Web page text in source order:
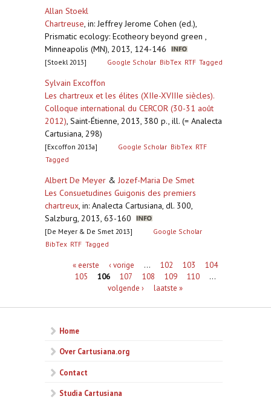
Allan Stoekl
Chartreuse, in: Jeffrey Jerome Cohen (ed.),
Prismatic ecology: Ecotheory beyond green ,
Minneapolis (MN), 2013, 124-146
[Stoekl 2013] Google Scholar BibTex RTF Tagged
Sylvain Excoffon
Les chartreux et les élites (XIIe-XVIIIe siècles).
Colloque international du CERCOR (30-31 août
2012), Saint-Étienne, 2013, 380 p., ill. (= Analecta
Cartusiana, 298)
[Excoffon 2013a] Google Scholar BibTex RTF
Tagged
Albert De Meyer & Jozef-Maria De Smet
Les Consuetudines Guigonis des premiers
chartreux, in: Analecta Cartusiana, dl. 300,
Salzburg, 2013, 63-160
[De Meyer & De Smet 2013]
Google Scholar
BibTex RTF Tagged
Pagina's« eerste ‹ vorige … 102 103
104
105
106 107 108 109 110
…
volgende ›
laatste »
Home
Over Cartusiana.org
Contact
Studia Cartusiana